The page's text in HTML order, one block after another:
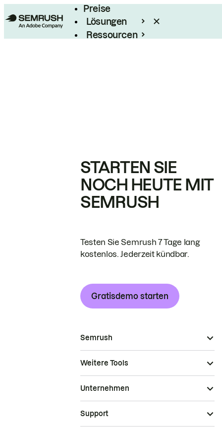
Preise
Lösungen
Ressourcen
STARTEN SIE
NOCH HEUTE MIT
SEMRUSH
Testen Sie Semrush 7 Tage lang
kostenlos. Jederzeit kündbar.
Gratisdemo starten
Semrush
Weitere Tools
Unternehmen
Support